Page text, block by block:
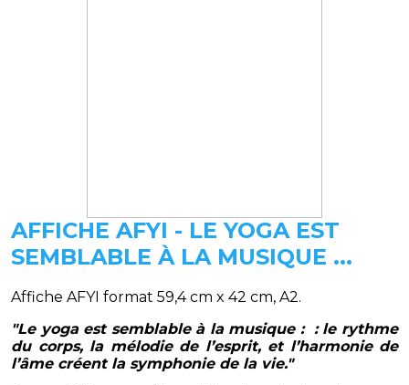
AFFICHE AFYI - LE YOGA EST
SEMBLABLE À LA MUSIQUE ...
Affiche AFYI format 59,4 cm x 42 cm, A2.
"Le yoga est semblable à la musique : : le rythme
du corps, la mélodie de l’esprit, et l’harmonie de
l’âme créent la symphonie de la vie."